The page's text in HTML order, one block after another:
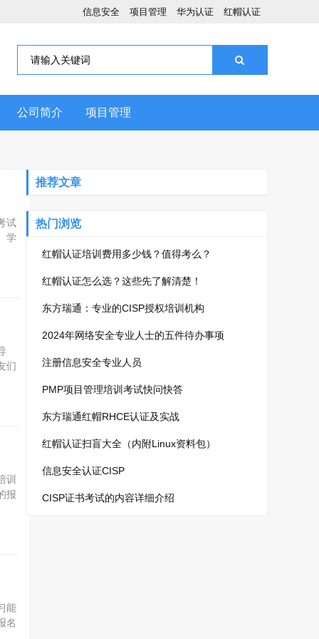
信息安全 项目管理 华为认证 红帽认证
公司简介 项目管理
试
学
们
训
报
能
名
推荐文章
热门浏览
红帽认证培训费用多少钱？值得考么？
红帽认证怎么选？这些先了解清楚！
东方瑞通：专业的CISP授权培训机构
2024年网络安全专业人士的五件待办事项
注册信息安全专业人员
PMP项目管理培训考试快问快答
东方瑞通红帽RHCE认证及实战
红帽认证扫盲大全（内附Linux资料包）
信息安全认证CISP
CISP证书考试的内容详细介绍